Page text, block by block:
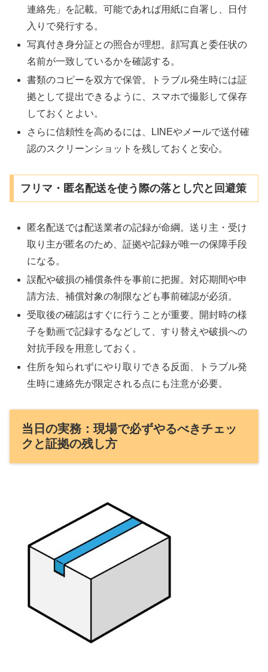
連絡先」を記載。可能であれば用紙に自署し、日付
入りで発行する。
写真付き身分証との照合が理想。顔写真と委任状の
名前が一致しているかを確認する。
書類のコピーを双方で保管。トラブル発生時には証
拠として提出できるように、スマホで撮影して保存
しておくとよい。
さらに信頼性を高めるには、LINEやメールで送付確
認のスクリーンショットを残しておくと安心。
フリマ・匿名配送を使う際の落とし穴と回避策
匿名配送では配送業者の記録が命綱。送り主・受け
取り主が匿名のため、証拠や記録が唯一の保障手段
になる。
誤配や破損の補償条件を事前に把握。対応期間や申
請方法、補償対象の制限なども事前確認が必須。
受取後の確認はすぐに行うことが重要。開封時の様
子を動画で記録するなどして、すり替えや破損への
対抗手段を用意しておく。
住所を知られずにやり取りできる反面、トラブル発
生時に連絡先が限定される点にも注意が必要。
当日の実務：現場で必ずやるべきチェッ
クと証拠の残し方